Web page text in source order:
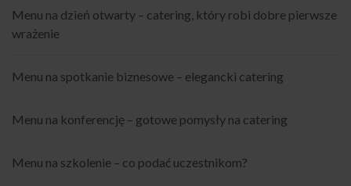
Menu na dzień otwarty – catering, który robi dobre pierwsze
wrażenie
Menu na spotkanie biznesowe – elegancki catering
Menu na konferencję – gotowe pomysły na catering
Menu na szkolenie – co podać uczestnikom?